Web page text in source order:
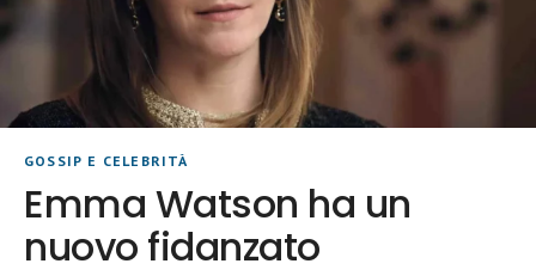
GOSSIP E CELEBRITÀ
Emma Watson ha un
nuovo fidanzato